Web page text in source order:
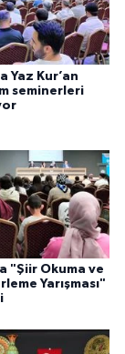
Yaz Kur’an
seminerleri
"Şiir Okuma ve
Yarışması"